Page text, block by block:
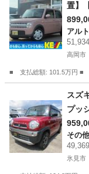
置】
ＵＥ
フル
ト】
アル
高岡市
■ 支払総額: 101.5万円 ■
ア
スズ
プッ
スト
その他
氷見市